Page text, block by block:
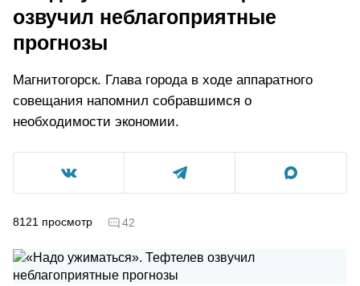
озвучил неблагоприятные
прогнозы
Магнитогорск. Глава города в ходе аппаратного
совещания напомнил собравшимся о
необходимости экономии.
8121 просмотр 42